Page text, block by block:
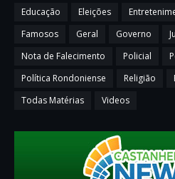
Educação
Eleições
Famosos
Geral Governo
Nota de Falecimento
Policial
Política Rondoniense
Religião
Todas Matérias
Videos